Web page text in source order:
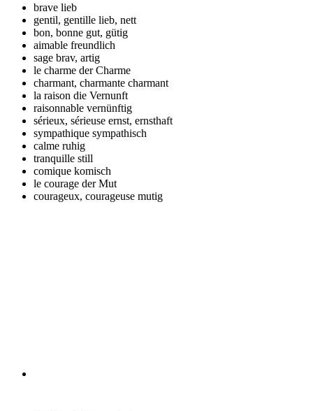
brave lieb
gentil, gentille lieb, nett
bon, bonne gut, gütig
aimable freundlich
sage brav, artig
le charme der Charme
charmant, charmante charmant
la raison die Vernunft
raisonnable vernünftig
sérieux, sérieuse ernst, ernsthaft
sympathique sympathisch
calme ruhig
tranquille still
comique komisch
le courage der Mut
courageux, courageuse mutig